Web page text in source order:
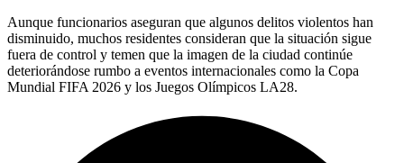
Aunque funcionarios aseguran que algunos delitos violentos han
disminuido, muchos residentes consideran que la situación sigue
fuera de control y temen que la imagen de la ciudad continúe
deteriorándose rumbo a eventos internacionales como la Copa
Mundial FIFA 2026 y los Juegos Olímpicos LA28.